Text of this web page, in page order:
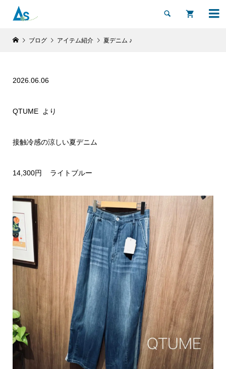
 
ブログ アイテム紹介 夏デニム ♪
2026.06.06
QTUME より
接触冷感の涼しい夏デニム
14,300円 ライトブルー